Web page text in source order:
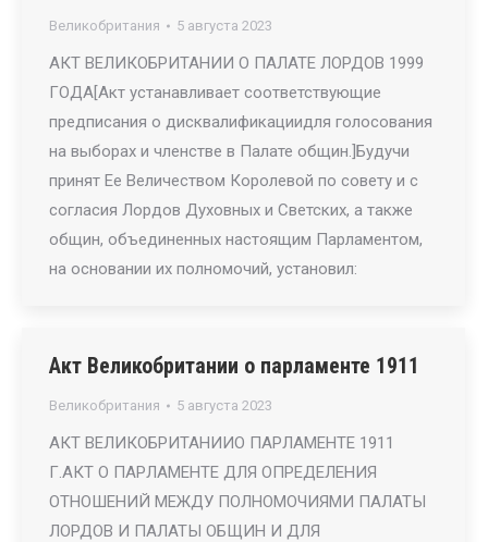
Великобритания 5 августа 2023
АКТ ВЕЛИКОБРИТАНИИ О ПАЛАТЕ ЛОРДОВ 1999
ГОДА[Акт устанавливает соответствующие
предписания о дисквалификациидля голосования
на выборах и членстве в Палате общин.]Будучи
принят Ее Величеством Королевой по совету и с
согласия Лордов Духовных и Светских, а также
общин, объединенных настоящим Парламентом,
на основании их полномочий, установил:
Акт Великобритании о парламенте 1911
Великобритания 5 августа 2023
АКТ ВЕЛИКОБРИТАНИИО ПАРЛАМЕНТЕ 1911
Г.АКТ О ПАРЛАМЕНТЕ ДЛЯ ОПРЕДЕЛЕНИЯ
ОТНОШЕНИЙ МЕЖДУ ПОЛНОМОЧИЯМИ ПАЛАТЫ
ЛОРДОВ И ПАЛАТЫ ОБЩИН И ДЛЯ